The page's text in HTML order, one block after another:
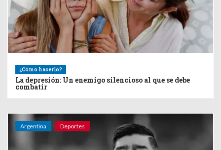
¿Cómo hacerlo?
La depresión: Un enemigo silencioso al que se debe
combatir
Argentina Deportes